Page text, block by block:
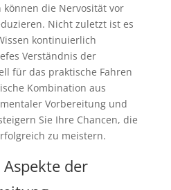
die Nervosität vor
Nicht zuletzt ist es
kontinuierlich
Verständnis der
für das praktische Fahren
Kombination aus
Vorbereitung und
Sie Ihre Chancen, die
zu meistern.
der